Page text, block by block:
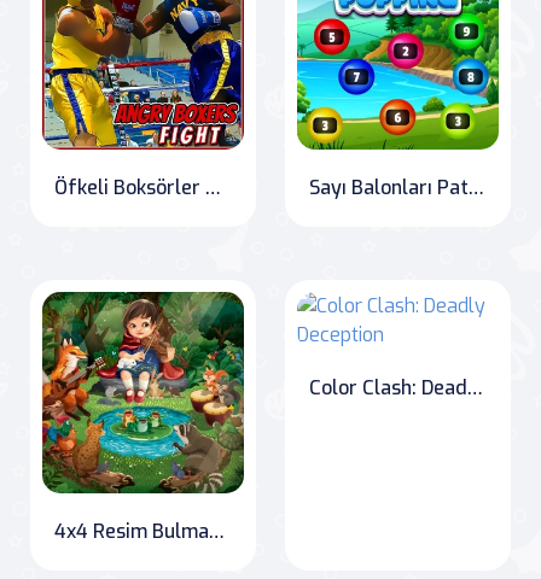
Öfkeli Boksörler Dövüşü Sayı Balonları Patlatma
4x4 Resim Bulmacaları
Color Clash: Deadly Deception